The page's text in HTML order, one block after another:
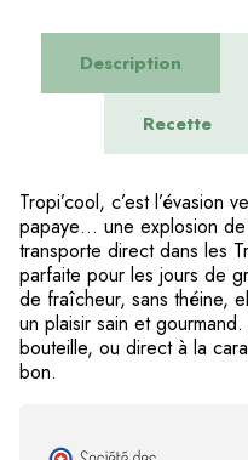
Description
Recette
Tropi’cool, c’est l’évasion
papaye… une explosion
transporte direct dans les
parfaite pour les jours de
de fraîcheur, sans théine,
un plaisir sain et
bouteille, ou direct à la
bon.